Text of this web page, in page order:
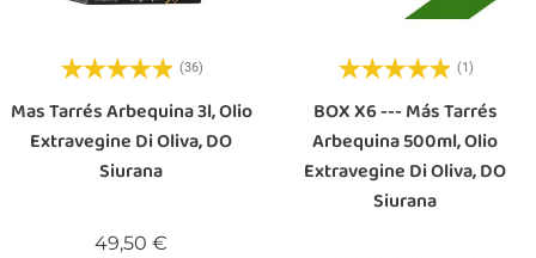
(36)
Mas Tarrés Arbequina 3l, Olio
Extravegine Di Oliva, DO
Siurana
49,50 €
(1)
BOX X6 --- Más Tarrés
Arbequina 500ml, Olio
Extravegine Di Oliva, DO
Siurana